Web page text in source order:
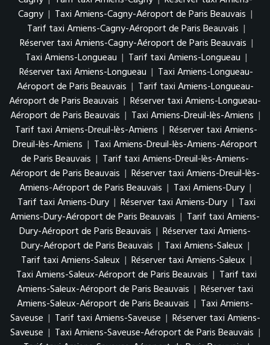
Cagny | Taxi Amiens-Cagny-Aéroport de Paris Beauvais |
Tarif taxi Amiens-Cagny-Aéroport de Paris Beauvais |
Réserver taxi Amiens-Cagny-Aéroport de Paris Beauvais |
Taxi Amiens-Longueau | Tarif taxi Amiens-Longueau |
Réserver taxi Amiens-Longueau | Taxi Amiens-Longueau-
Aéroport de Paris Beauvais | Tarif taxi Amiens-Longueau-
Aéroport de Paris Beauvais | Réserver taxi Amiens-Longueau-
Aéroport de Paris Beauvais | Taxi Amiens-Dreuil-lès-Amiens |
Tarif taxi Amiens-Dreuil-lès-Amiens | Réserver taxi Amiens-
Dreuil-lès-Amiens | Taxi Amiens-Dreuil-lès-Amiens-Aéroport
de Paris Beauvais | Tarif taxi Amiens-Dreuil-lès-Amiens-
Aéroport de Paris Beauvais | Réserver taxi Amiens-Dreuil-lès-
Amiens-Aéroport de Paris Beauvais | Taxi Amiens-Dury |
Tarif taxi Amiens-Dury | Réserver taxi Amiens-Dury | Taxi
Amiens-Dury-Aéroport de Paris Beauvais | Tarif taxi Amiens-
Dury-Aéroport de Paris Beauvais | Réserver taxi Amiens-
Dury-Aéroport de Paris Beauvais | Taxi Amiens-Saleux |
Tarif taxi Amiens-Saleux | Réserver taxi Amiens-Saleux |
Taxi Amiens-Saleux-Aéroport de Paris Beauvais | Tarif taxi
Amiens-Saleux-Aéroport de Paris Beauvais | Réserver taxi
Amiens-Saleux-Aéroport de Paris Beauvais | Taxi Amiens-
Saveuse | Tarif taxi Amiens-Saveuse | Réserver taxi Amiens-
Saveuse | Taxi Amiens-Saveuse-Aéroport de Paris Beauvais |